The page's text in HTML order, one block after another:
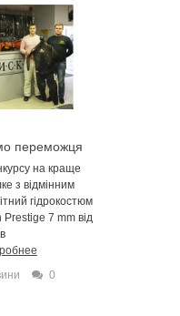
переможця
на краще
з відмінним
гідрокостюм
7 mm від
0